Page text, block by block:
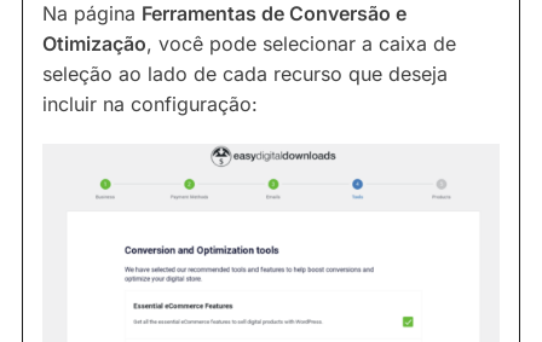
Na página Ferramentas de Conversão e
Otimização, você pode selecionar a caixa de
seleção ao lado de cada recurso que deseja
incluir na configuração: